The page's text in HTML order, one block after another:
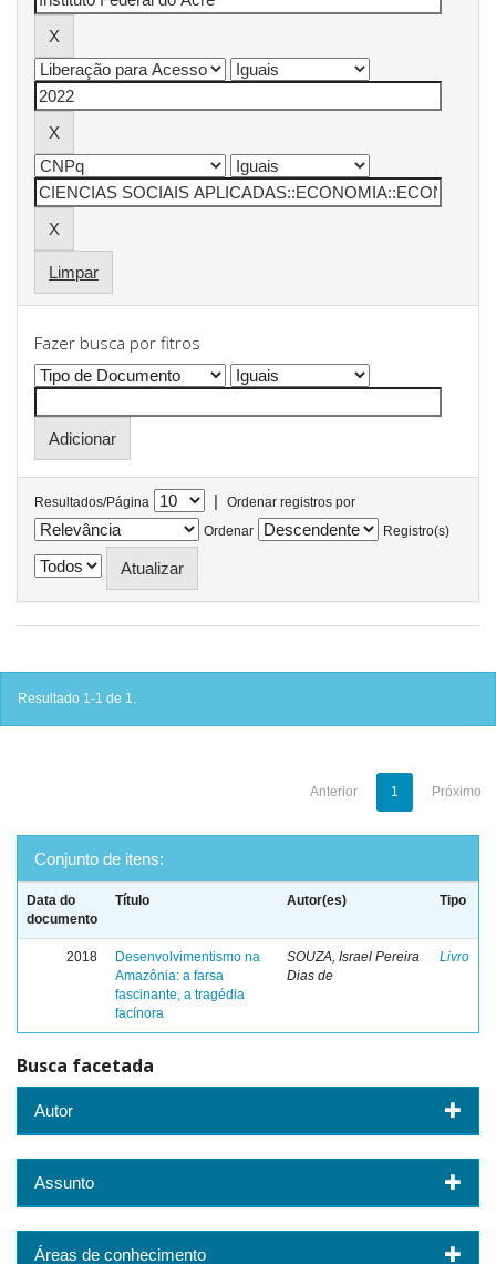
Limpar
Fazer busca por fitros
Resultados/Página |
Ordenar registros por
Ordenar
Registro(s)
Resultado 1-1 de 1.
Anterior 1 Próximo
Conjunto de itens:
Data do
documento
Título Autor(es) Tipo
2018
Desenvolvimentismo na
Amazônia: a farsa
fascinante, a tragédia
facínora
SOUZA, Israel Pereira
Dias de
Livro
Busca facetada
Autor
Assunto
Áreas de conhecimento